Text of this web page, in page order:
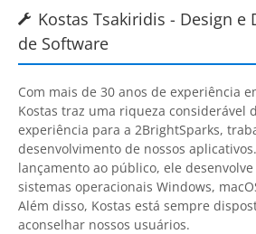
 Kostas Tsakiridis - Design e
de Software
Com mais de 30 anos de experiência
Kostas traz uma riqueza considerável
experiência para a 2BrightSparks,
desenvolvimento de nossos
lançamento ao público, ele
sistemas operacionais Windows,
Além disso, Kostas está sempre
aconselhar nossos usuários.